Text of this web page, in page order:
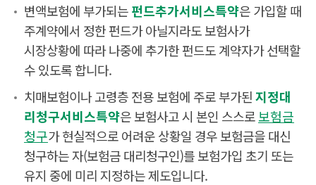
변액보험에 부가되는펀드추가서비스특약은 가입할 때
주계약에서 정한 펀드가 아닐지라도 보험사가
시장상황에 따라 나중에 추가한 펀드도 계약자가 선택할
수 있도록 합니다.
치매보험이나 고령층 전용 보험에 주로 부가된지정대
리청구서비스특약은 보험사고 시 본인 스스로보험금
청구가 현실적으로 어려운 상황일 경우 보험금을 대신
청구하는 자(보험금 대리청구인)를 보험가입 초기 또는
유지 중에 미리 지정하는 제도입니다.